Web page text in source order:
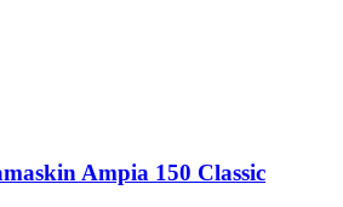
Ampia 150 Classic